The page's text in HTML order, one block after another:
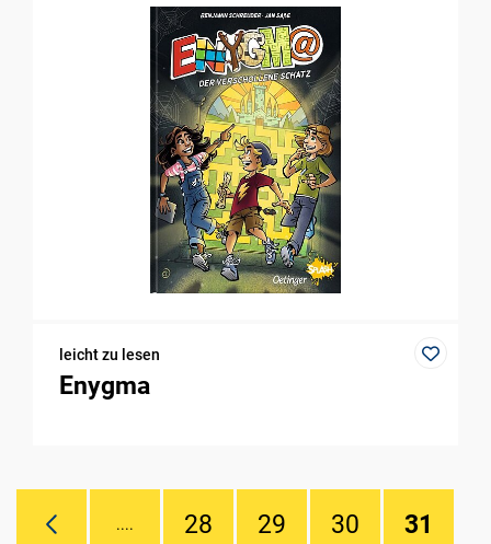
leicht zu lesen
Enygma
.... 28 29 30 31